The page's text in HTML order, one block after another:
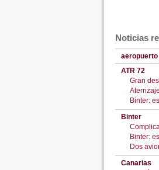
Noticias
aeropuerto
ATR 72
Gran
Binter:
Binter
Binter:
Dos
Canarias